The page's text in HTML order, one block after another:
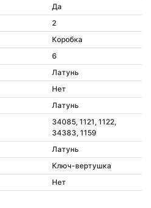
Да
2
Коробка
6
Латунь
Нет
Латунь
34085, 1121, 1122,
34383, 1159
Латунь
Ключ-вертушка
Нет